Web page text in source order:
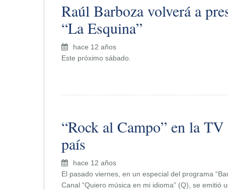
Raúl Barboza volverá a
“La Esquina”
hace 12 años
Este próximo sábado.
“Rock al Campo” en la
país
hace 12 años
El pasado viernes, en un especial del programa
Canal “Quiero música en mi idioma” (Q), se emitió